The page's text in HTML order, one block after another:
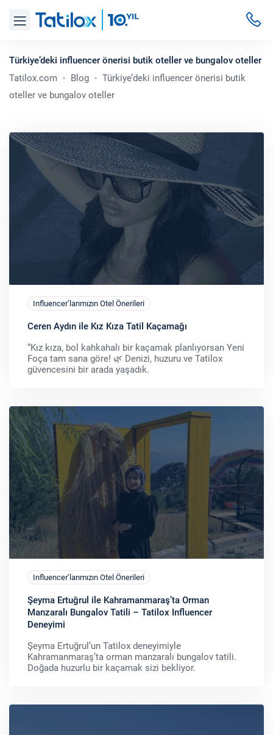
Türkiye’deki influencer önerisi butik oteller ve bungalov oteller
Tatilox.com
Blog
Türkiye’deki influencer önerisi butik
oteller ve bungalov oteller
Influencer’larımızın Otel Önerileri
Ceren Aydın ile Kız Kıza Tatil Kaçamağı
“Kız kıza, bol kahkahalı bir kaçamak planlıyorsan Yeni
Foça tam sana göre! 🌿 Denizi, huzuru ve Tatilox
güvencesini bir arada yaşadık.
Influencer’larımızın Otel Önerileri
Şeyma Ertuğrul ile Kahramanmaraş’ta Orman
Manzaralı Bungalov Tatili – Tatilox Influencer
Deneyimi
Şeyma Ertuğrul’un Tatilox deneyimiyle
Kahramanmaraş’ta orman manzaralı bungalov tatili.
Doğada huzurlu bir kaçamak sizi bekliyor.